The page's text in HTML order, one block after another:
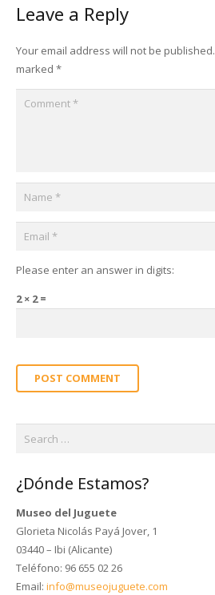
Leave a Reply
Your email address will not be published.
marked *
Please enter an answer in digits:
2 × 2 =
POST COMMENT
¿Dónde Estamos?
Museo del Juguete
Glorieta Nicolás Payá Jover, 1
03440 – Ibi (Alicante)
Teléfono: 96 655 02 26
Email: info@museojuguete.com